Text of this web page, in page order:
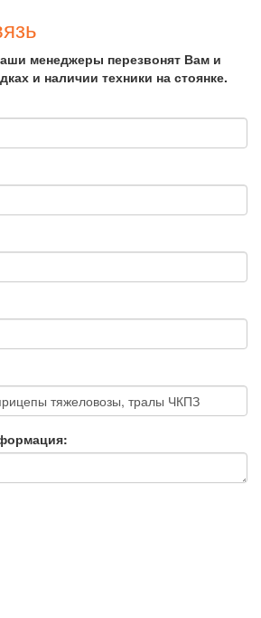
менеджеры перезвонят Вам и
и наличии техники на стоянке.